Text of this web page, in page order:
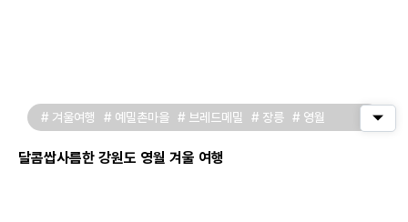
# 겨울여행 # 예밀촌마을 # 브레드메밀 # 장릉 # 영월
달콤쌉사름한 강원도 영월 겨울 여행
퀵메